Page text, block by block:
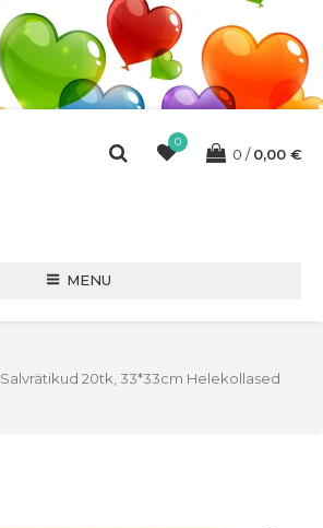
0
0 0,00 €
MENU
Salvrätikud 20tk, 33*33cm Helekollased